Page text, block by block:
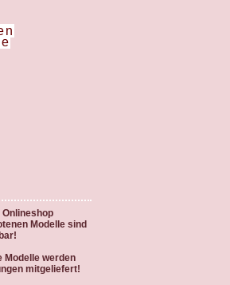
Modelle sind
Modelle werden
mitgeliefert!